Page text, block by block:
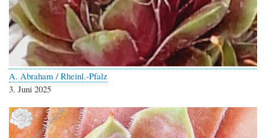
A. Abraham / Rheinl.-Pfalz
3. Juni 2025